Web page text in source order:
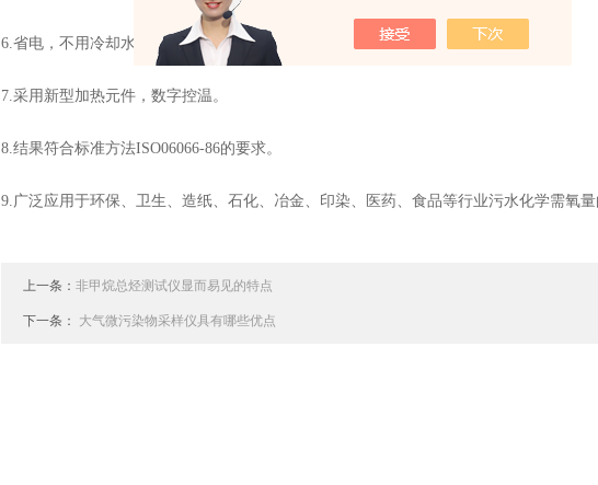
6.省电，不用冷却水，体积小，操作简便。
7.采用新型加热元件，数字控温。
8.结果符合标准方法ISO06066-86的要求。
9.广泛应用于环保、卫生、造纸、石化、冶金、印染、医药、食品等行业污水化学需氧量
上一条：非甲烷总烃测试仪显而易见的特点
下一条： 大气微污染物采样仪具有哪些优点